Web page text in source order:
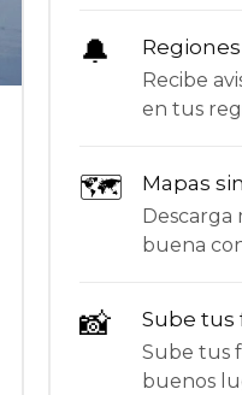
🔔
Recibe
en tus
🗺 Mapas
Descarga
buena
📸 Sube tus
Sube tus
buenos